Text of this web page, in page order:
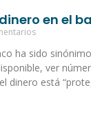
en el
ha sido
ver
dinero está